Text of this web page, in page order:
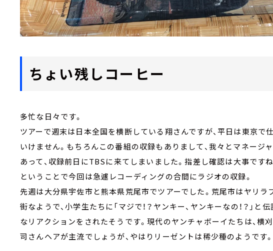
ちょい残しコーヒー
多忙な日々です。
ツアーで週末は日本全国を横断している翔さんですが、平日は東京で
いけません。もちろんこの番組の収録もありまして、我々とマネージ
あって、収録前日にTBSに来てしまいました。指差し確認は大事ですね
ということで今回は急遽レコーディングの合間にラジオの収録。
先週は大分県宇佐市と熊本県荒尾市でツアーでした。荒尾市はヤリラ
街なようで、小学生たちに「マジで！？ヤンキー、ヤンキーなの！？」
なリアクションをされたそうです。現代のヤンチャボーイたちは、横
司さんヘアが主流でしょうが、やはりリーゼントは稀少種のようです。